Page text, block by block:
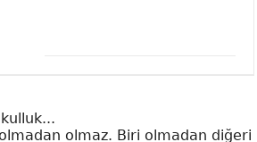
olmaz. Biri olmadan diğeri